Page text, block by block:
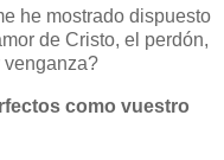
he mostrado dispuesto
de Cristo, el perdón,
venganza?
como vuestro